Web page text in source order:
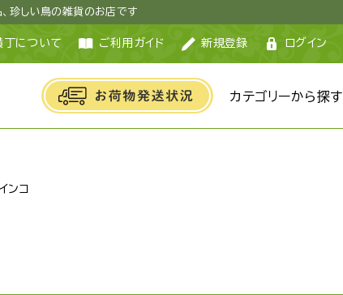
、珍しい鳥の雑貨のお店です
丁について ご利用ガイド 新規登録 ログイン
カテゴリーから探す
ンコ